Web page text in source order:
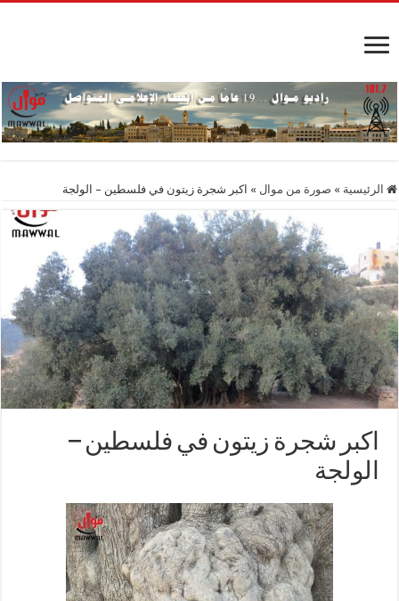
الرئيسية » صورة من موال » اكبر شجرة زيتون في فلسطين – الولجة
اكبر شجرة زيتون في فلسطين –
الولجة